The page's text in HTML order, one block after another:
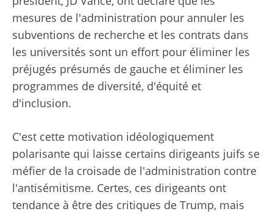
mesures de l'administration pour annuler les
subventions de recherche et les contrats dans
les universités sont un effort pour éliminer les
préjugés présumés de gauche et éliminer les
programmes de diversité, d'équité et
d'inclusion.
C'est cette motivation idéologiquement
polarisante qui laisse certains dirigeants juifs se
méfier de la croisade de l'administration contre
l'antisémitisme. Certes, ces dirigeants ont
tendance à être des critiques de Trump, mais